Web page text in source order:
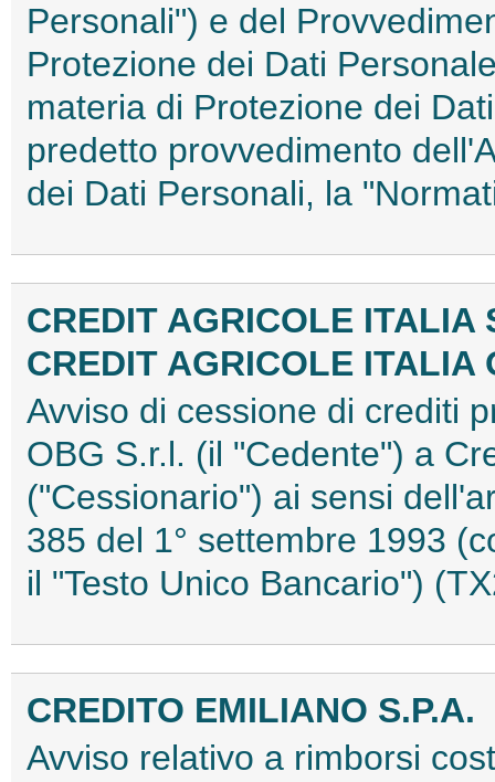
Personali") e del
Protezione dei Dati
materia di Protezione dei
predetto provvedimento
dei Dati Personali, la
CREDIT AGRICOLE ITALIA
CREDIT AGRICOLE ITALIA
Avviso di cessione di crediti
OBG S.r.l. (il "Cedente") a
("Cessionario") ai sensi
385 del 1° settembre 1993
il "Testo Unico Bancario")
CREDITO EMILIANO S.P.A.
Avviso relativo a rimborsi